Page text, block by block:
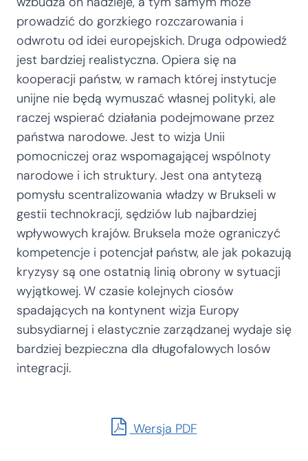
prowadzić do gorzkiego rozczarowania i
odwrotu od idei europejskich. Druga odpowiedź
jest bardziej realistyczna. Opiera się na
kooperacji państw, w ramach której instytucje
unijne nie będą wymuszać własnej polityki, ale
raczej wspierać działania podejmowane przez
państwa narodowe. Jest to wizja Unii
pomocniczej oraz wspomagającej wspólnoty
narodowe i ich struktury. Jest ona antytezą
pomysłu scentralizowania władzy w Brukseli w
gestii technokracji, sędziów lub najbardziej
wpływowych krajów. Bruksela może ograniczyć
kompetencje i potencjał państw, ale jak pokazują
kryzysy są one ostatnią linią obrony w sytuacji
wyjątkowej. W czasie kolejnych ciosów
spadających na kontynent wizja Europy
subsydiarnej i elastycznie zarządzanej wydaje się
bardziej bezpieczna dla długofalowych losów
integracji.
Wersja PDF